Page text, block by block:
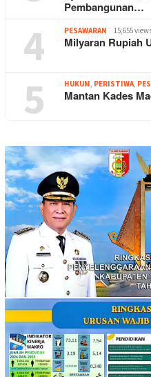
Pembangunan…
4 PESAWARAN 15,655
Milyaran Rupiah
5 HUKUM, PERISTIWA,
Mantan Kades